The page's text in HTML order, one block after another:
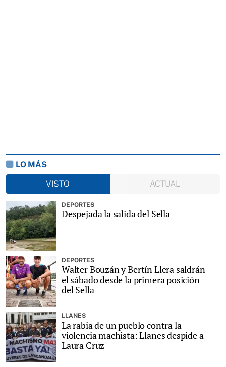
LO MÁS
VISTO
ACTUAL
DEPORTES
Despejada la salida del Sella
DEPORTES
Walter Bouzán y Bertín Llera saldrán
el sábado desde la primera posición
del Sella
LLANES
La rabia de un pueblo contra la
violencia machista: Llanes despide a
Laura Cruz